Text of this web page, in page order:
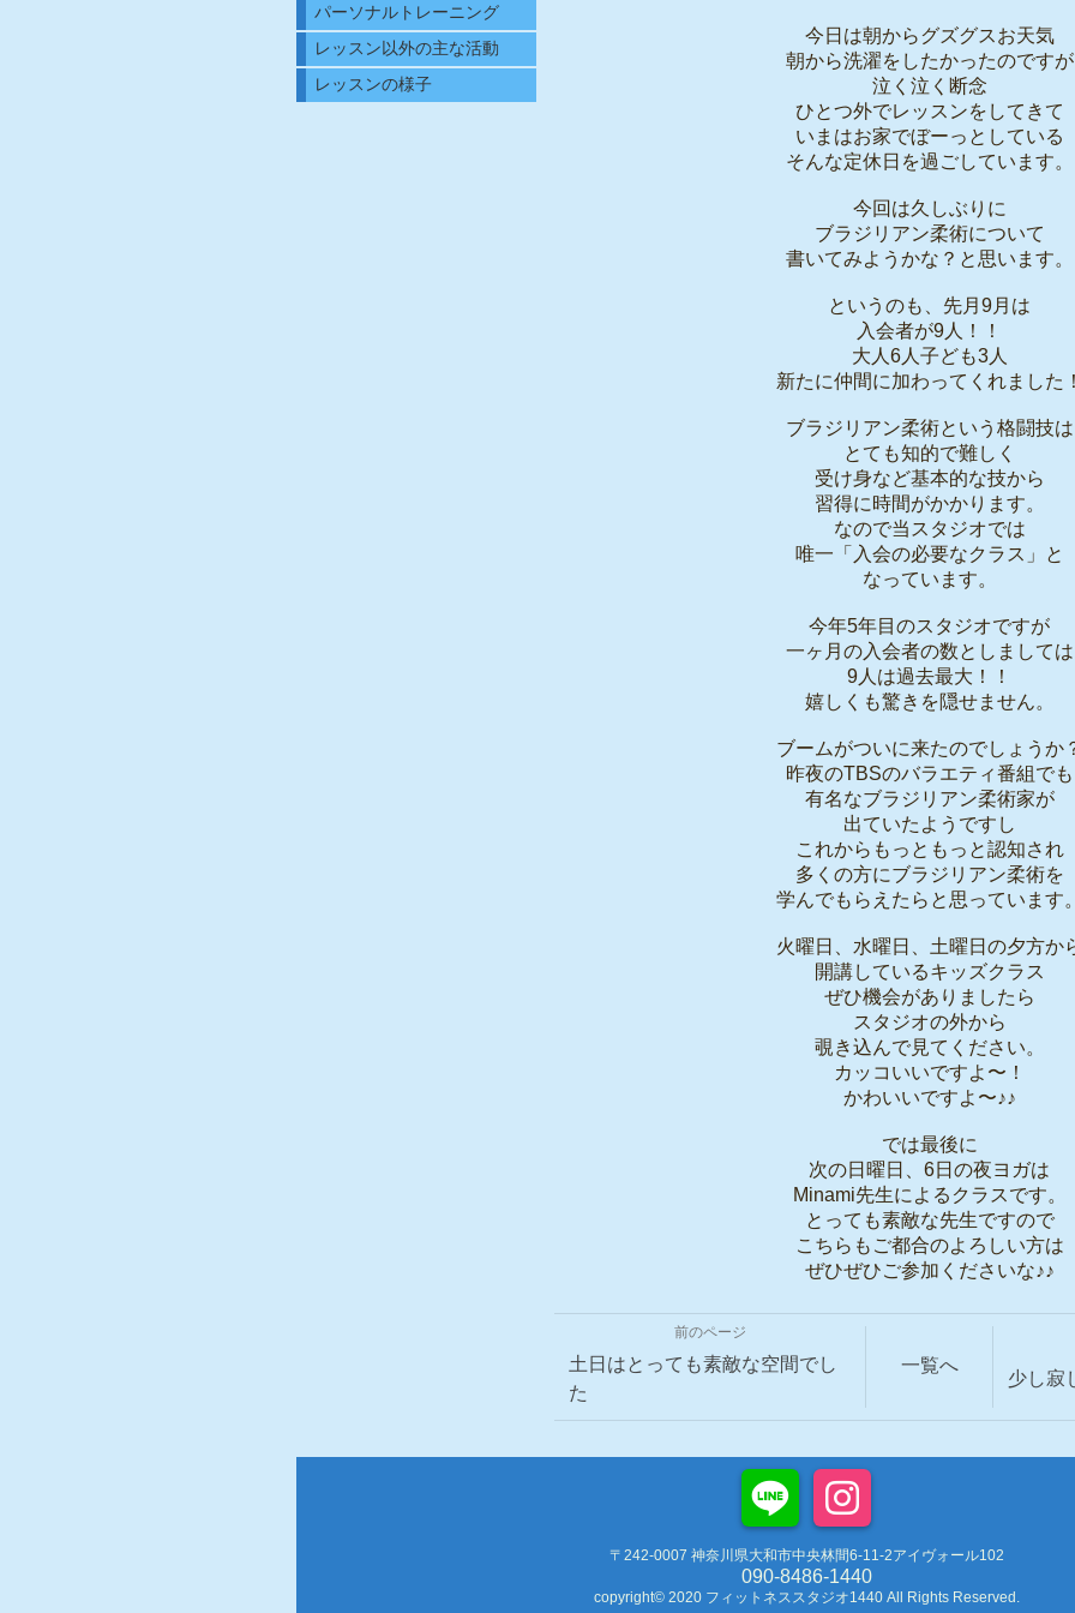
今日は朝からグズグスお天気
朝から洗濯をしたかったのですが
泣く泣く断念
ひとつ外でレッスンをしてきて
いまはお家でぼーっとしている
そんな定休日を過ごしています。
今回は久しぶりに
ブラジリアン柔術について
書いてみようかな？と思います。
というのも、先月9月は
入会者が9人！！
大人6人子ども3人
新たに仲間に加わってくれました！
ブラジリアン柔術という格闘技は
とても知的で難しく
受け身など基本的な技から
習得に時間がかかります。
なので当スタジオでは
唯一「入会の必要なクラス」と
なっています。
今年5年目のスタジオですが
一ヶ月の入会者の数としましては
9人は過去最大！！
嬉しくも驚きを隠せません。
ブームがついに来たのでしょうか
昨夜のTBSのバラエティ番組でも
有名なブラジリアン柔術家が
出ていたようですし
これからもっともっと認知され
多くの方にブラジリアン柔術を
学んでもらえたらと思っています。
火曜日、水曜日、土曜日の夕方か
開講しているキッズクラス
ぜひ機会がありましたら
スタジオの外から
覗き込んで見てください。
カッコいいですよ〜！
かわいいですよ〜♪♪
では最後に
次の日曜日、6日の夜ヨガは
Minami先生によるクラスです。
とっても素敵な先生ですので
こちらもご都合のよろしい方は
ぜひぜひご参加くださいな♪♪
前のページ
土日はとっても素敵な空間でし
た
一覧へ
少し寂
パーソナルトレーニング
レッスン以外の主な活動
レッスンの様子
〒242-0007 神奈川県大和市中央林間6-11-2アイヴォール102
090-8486-1440
copyright© 2020 フィットネススタジオ1440 All Rights Reserved.